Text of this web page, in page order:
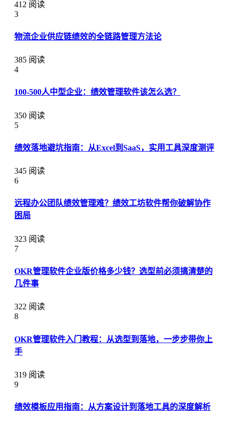
412 阅读
3
物流企业供应链绩效的全链路管理方法论
385 阅读
4
100-500人中型企业：绩效管理软件该怎么选？
350 阅读
5
绩效落地避坑指南：从Excel到SaaS，实用工具深度测评
345 阅读
6
远程办公团队绩效管理难？绩效工坊软件帮你破解协作
困局
323 阅读
7
OKR管理软件企业版价格多少钱？选型前必须搞清楚的
几件事
322 阅读
8
OKR管理软件入门教程：从选型到落地，一步步带你上
手
319 阅读
9
绩效模板应用指南：从方案设计到落地工具的深度解析